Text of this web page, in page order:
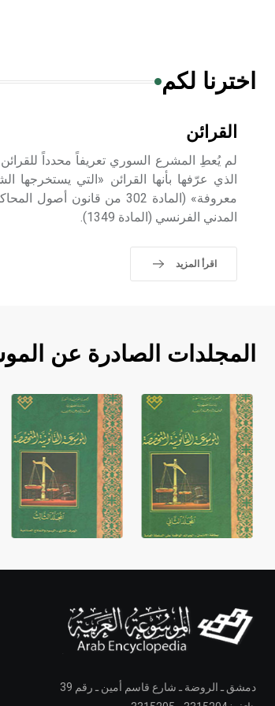
اخترنا لكم
القرائن
الذي عرّفها بأنها القرائن «التي يستخرجها
معروفة» (المادة 302 من
المدني الفرنسي (المادة 1349).
اقرأ المزيد
المجلدات الصادرة عن
دمشق ـ الروضة ـ شارع قاسم أمين ـ رقم 39